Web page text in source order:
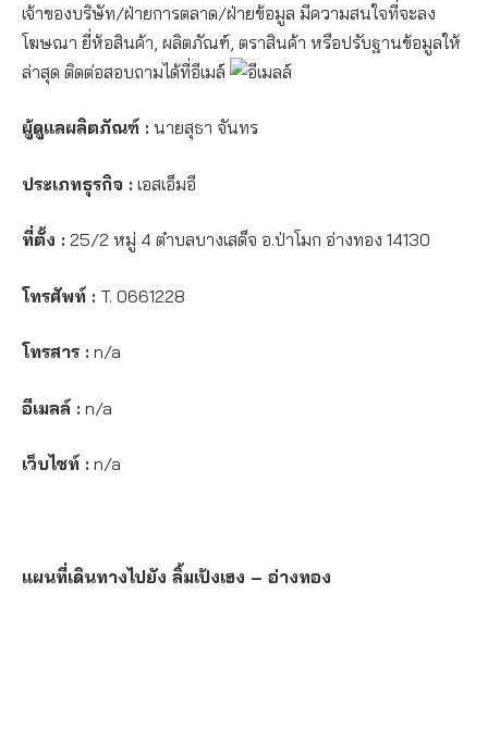
เจ้าของบริษัท/ฝ่ายการตลาด/ฝ่ายข้อมูล มีความสนใจที่จะลง
โฆษณา ยี่ห้อสินค้า, ผลิตภัณฑ์, ตราสินค้า หรือปรับฐานข้อมูลให้
ล่าสุด ติดต่อสอบถามได้ที่อีเมล์
ผู้ดูแลผลิตภัณฑ์ : นายสุธา จันทร
ประเภทธุรกิจ : เอสเอ็มอี
ที่ตั้ง : 25/2 หมู่ 4 ตำบลบางเสด็จ อ.ป่าโมก อ่างทอง 14130
โทรศัพท์ : T. 0661228
โทรสาร : n/a
อีเมลล์ : n/a
เว็บไซท์ : n/a
แผนที่เดินทางไปยัง ลิ้มเป้งเฮง – อ่างทอง